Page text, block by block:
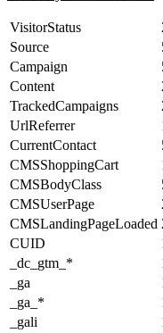
VisitorStatus
Source
Campaign
Content
TrackedCampaigns
UrlReferrer
CurrentContact
CMSShoppingCart
CMSBodyClass
CMSUserPage
CMSLandingPageLoaded
CUID
_dc_gtm_*
_ga
_ga_*
_gali